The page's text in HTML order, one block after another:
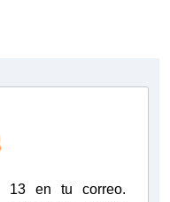
13 en tu correo.